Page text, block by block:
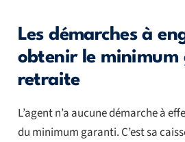
Les démarches à
obtenir le minimum
retraite
L’agent n’a aucune démarche à
du minimum garanti. C’est sa